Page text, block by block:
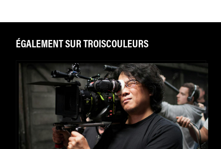
ÉGALEMENT SUR TROISCOULEURS